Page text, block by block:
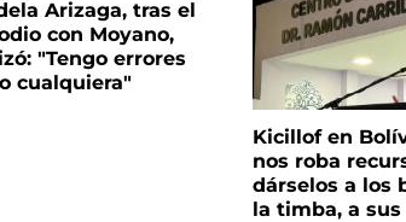
Arizaga, tras el
con Moyano,
"Tengo errores
cualquiera"
Kicillof en
nos roba
dárselos a los
la timba, a